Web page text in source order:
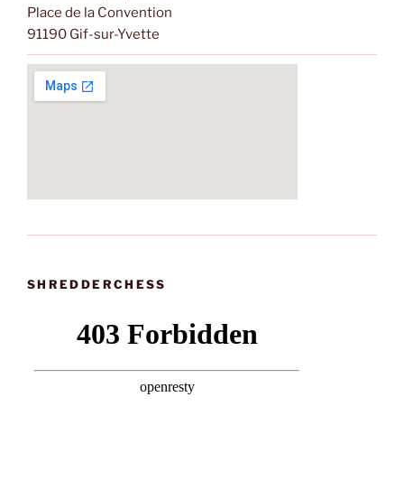
Place de la Convention
91190 Gif-sur-Yvette
SHREDDERCHESS